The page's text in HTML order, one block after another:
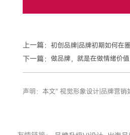
上一篇： 初创品牌|品牌初期如何在
下一篇： 做品牌，就是在做情绪价值
声明：本文“ 视觉形象设计|品牌营